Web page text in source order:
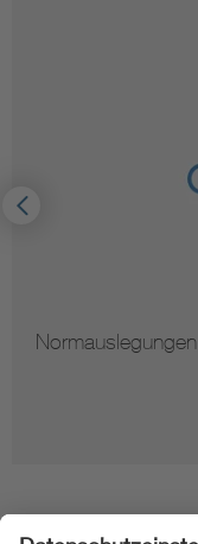
Normauslegungen